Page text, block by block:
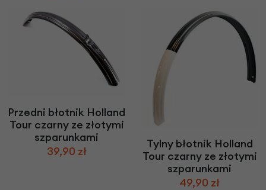
Przedni błotnik Holland
Tour czarny ze złotymi
szparunkami
39,90 zł
Tylny błotnik Holland
Tour czarny ze złotymi
szparunkami
49,90 zł